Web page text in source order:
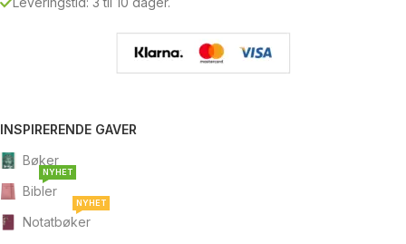
INSPIRERENDE GAVER
Bøker
Bibler
NYHET
Notatbøker
NYHET